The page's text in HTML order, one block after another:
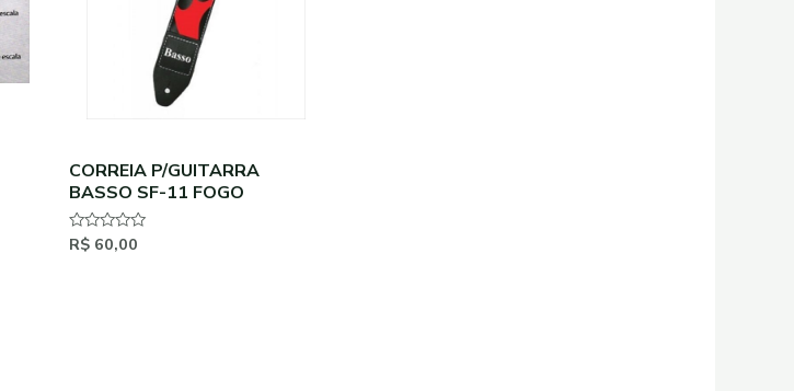
CORREIA P/GUITARRA
BASSO SF-11 FOGO
Avaliação
R$ 60,00